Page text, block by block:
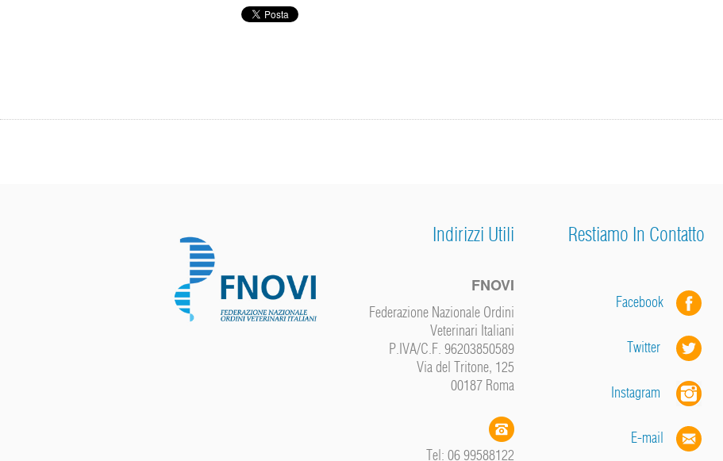
Indirizzi Utili
FNOVI
Federazione Nazionale Ordini
Veterinari Italiani
P.IVA/C.F. 96203850589
Via del Tritone, 125
00187 Roma
Tel: 06 99588122
Restiamo In Contatto
Facebook
Twitter
Instagram
E-mail